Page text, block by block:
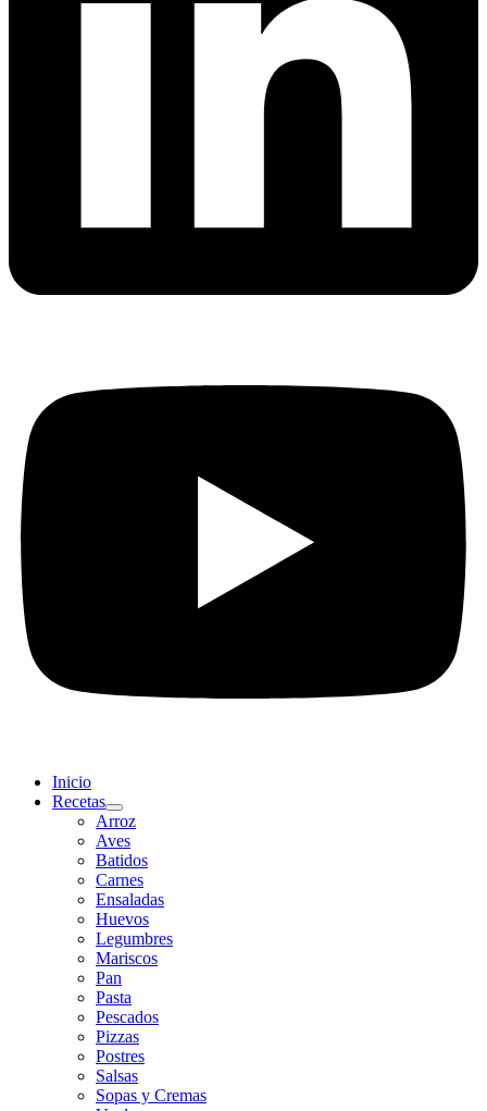
Inicio
Recetas
Arroz
Aves
Batidos
Carnes
Ensaladas
Huevos
Legumbres
Mariscos
Pan
Pasta
Pescados
Pizzas
Postres
Salsas
Sopas y Cremas